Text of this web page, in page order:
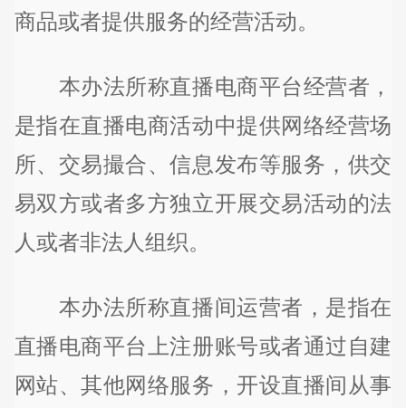
商品或者提供服务的经营活动。
本办法所称直播电商平台经营者，
是指在直播电商活动中提供网络经营场
所、交易撮合、信息发布等服务，供交
易双方或者多方独立开展交易活动的法
人或者非法人组织。
本办法所称直播间运营者，是指在
直播电商平台上注册账号或者通过自建
网站、其他网络服务，开设直播间从事